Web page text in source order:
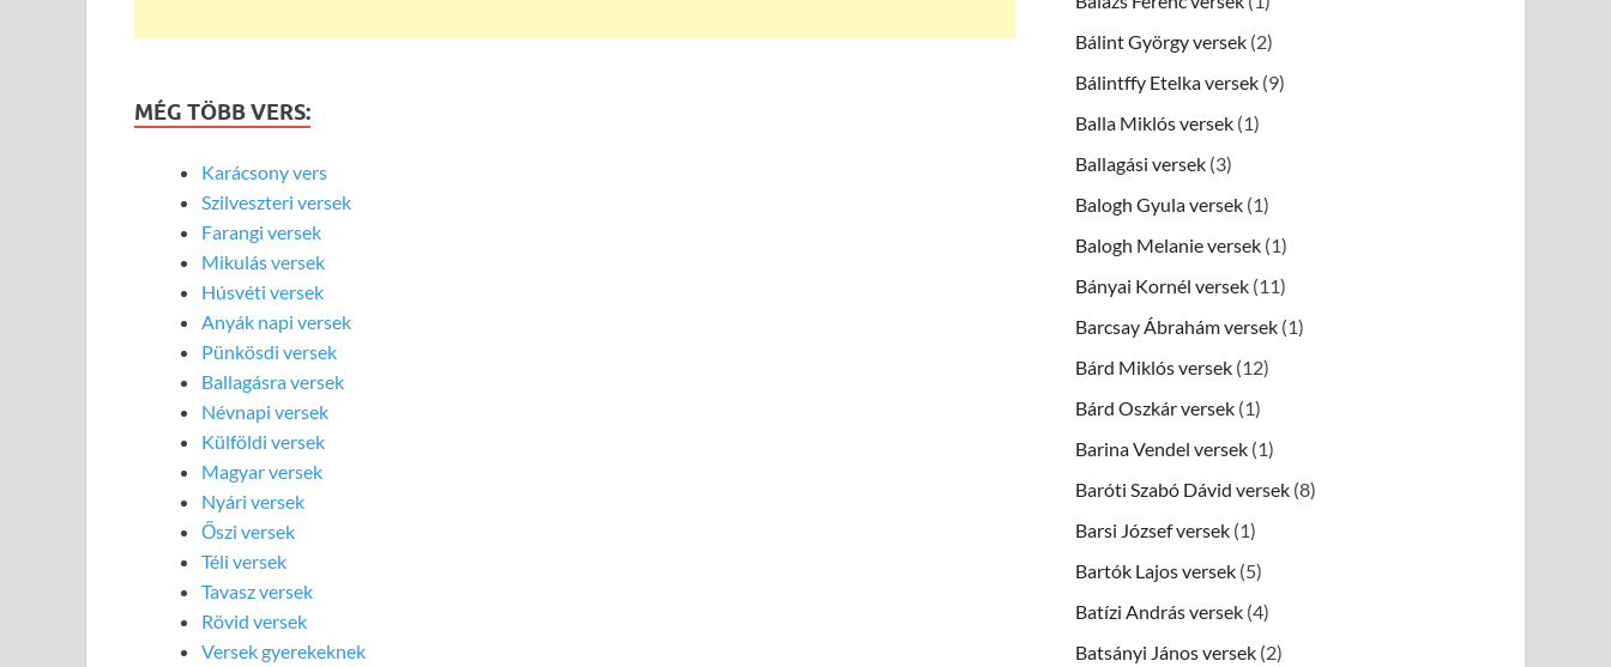
MÉG TÖBB VERS:
Karácsony vers
Szilveszteri versek
Farangi versek
Mikulás versek
Húsvéti versek
Anyák napi versek
Pünkösdi versek
Ballagásra versek
Névnapi versek
Külföldi versek
Magyar versek
Nyári versek
Őszi versek
Téli versek
Tavasz versek
Rövid versek
Versek gyerekeknek
Bálint György versek (2)
Bálintffy Etelka versek (9)
Balla Miklós versek (1)
Ballagási versek (3)
Balogh Gyula versek (1)
Balogh Melanie versek (1)
Bányai Kornél versek (11)
Barcsay Ábrahám versek (1)
Bárd Miklós versek (12)
Bárd Oszkár versek (1)
Barina Vendel versek (1)
Baróti Szabó Dávid versek (8)
Barsi József versek (1)
Bartók Lajos versek (5)
Batízi András versek (4)
Batsányi János versek (2)